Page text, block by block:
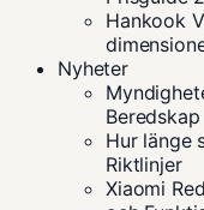
Hankook
Nyheter
Beredskap
Hur länge
Riktlinjer
Xiaomi